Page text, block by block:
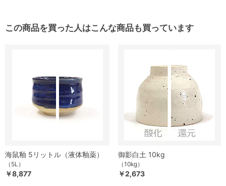
この商品を買った人はこんな商品も買っています
海鼠釉 5リットル（液体釉薬）
（5L）
￥8,877
御影白土 10kg
（10kg）
￥2,673